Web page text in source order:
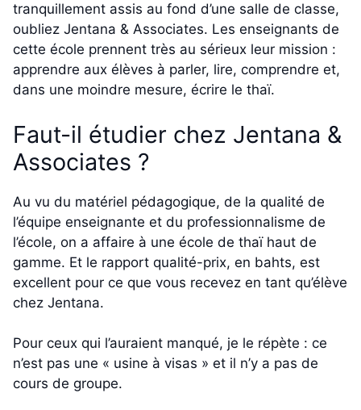
tranquillement assis au fond d’une salle de classe,
oubliez Jentana & Associates. Les enseignants de
cette école prennent très au sérieux leur mission :
apprendre aux élèves à parler, lire, comprendre et,
dans une moindre mesure, écrire le thaï.
Faut-il étudier chez Jentana &
Associates ?
Au vu du matériel pédagogique, de la qualité de
l’équipe enseignante et du professionnalisme de
l’école, on a affaire à une école de thaï haut de
gamme. Et le rapport qualité-prix, en bahts, est
excellent pour ce que vous recevez en tant qu’élève
chez Jentana.
Pour ceux qui l’auraient manqué, je le répète : ce
n’est pas une « usine à visas » et il n’y a pas de
cours de groupe.